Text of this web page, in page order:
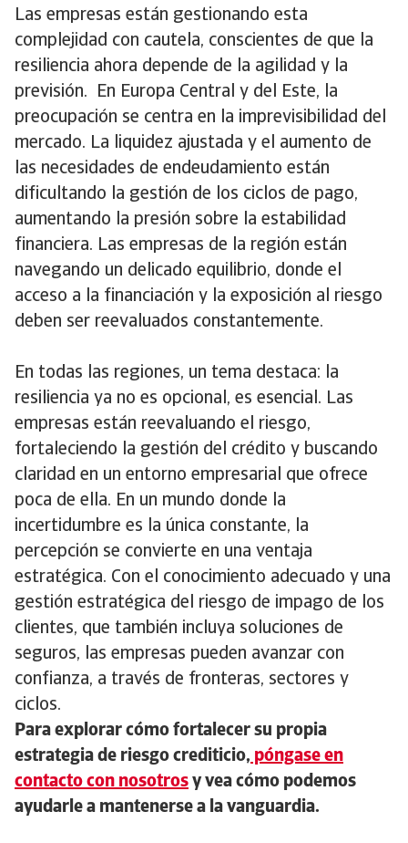
Las empresas están gestionando esta
complejidad con cautela, conscientes de que la
resiliencia ahora depende de la agilidad y la
previsión. En Europa Central y del Este, la
preocupación se centra en la imprevisibilidad del
mercado. La liquidez ajustada y el aumento de
las necesidades de endeudamiento están
dificultando la gestión de los ciclos de pago,
aumentando la presión sobre la estabilidad
financiera. Las empresas de la región están
navegando un delicado equilibrio, donde el
acceso a la financiación y la exposición al riesgo
deben ser reevaluados constantemente.
En todas las regiones, un tema destaca: la
resiliencia ya no es opcional, es esencial. Las
empresas están reevaluando el riesgo,
fortaleciendo la gestión del crédito y buscando
claridad en un entorno empresarial que ofrece
poca de ella. En un mundo donde la
incertidumbre es la única constante, la
percepción se convierte en una ventaja
estratégica. Con el conocimiento adecuado y una
gestión estratégica del riesgo de impago de los
clientes, que también incluya soluciones de
seguros, las empresas pueden avanzar con
confianza, a través de fronteras, sectores y
ciclos.
Para explorar cómo fortalecer su propia
estrategia de riesgo crediticio, póngase en
contacto con nosotros y vea cómo podemos
ayudarle a mantenerse a la vanguardia.